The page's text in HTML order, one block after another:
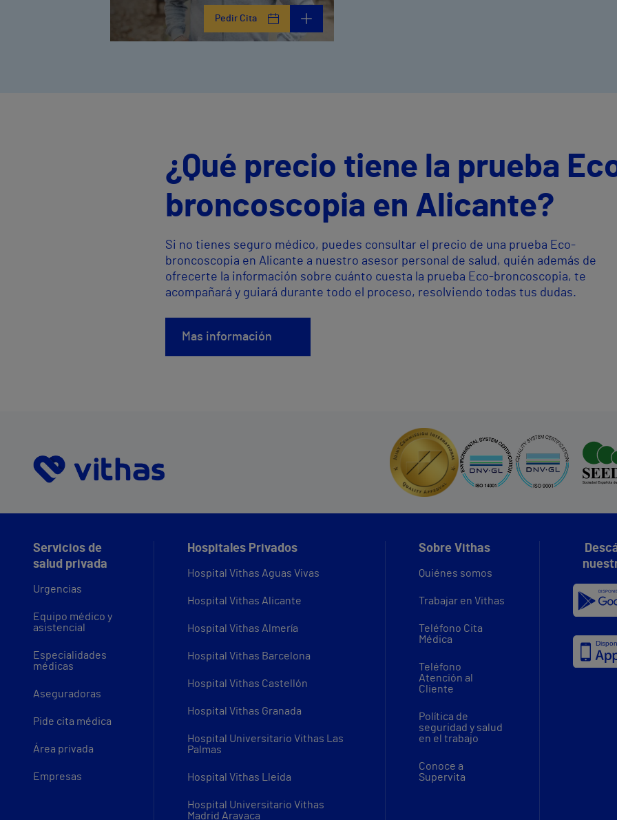
Pedir Cita
¿Qué precio tiene la prueba
broncoscopia en Alicante?
Si no tienes seguro médico, puedes consultar el precio de una prueba Eco-
broncoscopia en Alicante a nuestro asesor personal de salud, quién además de
ofrecerte la información sobre cuánto cuesta la prueba Eco-broncoscopia, te
acompañará y guiará durante todo el proceso, resolviendo todas tus dudas.
Mas información
Servicios de
salud privada
Urgencias
Equipo médico y
asistencial
Especialidades
médicas
Aseguradoras
Pide cita médica
Área privada
Empresas
Hospitales Privados
Hospital Vithas Aguas Vivas
Hospital Vithas Alicante
Hospital Vithas Almería
Hospital Vithas Barcelona
Hospital Vithas Castellón
Hospital Vithas Granada
Hospital Universitario Vithas Las
Palmas
Hospital Vithas Lleida
Hospital Universitario Vithas
Madrid Aravaca
Sobre Vithas
Quiénes somos
Trabajar en Vithas
Teléfono Cita
Médica
Teléfono
Atención al
Cliente
Política de
seguridad y salud
en el trabajo
Conoce a
Supervita